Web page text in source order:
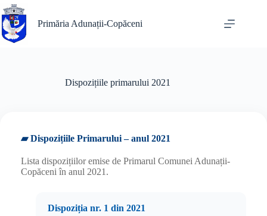
Sari
la
conținut
Primăria Adunații-Copăceni
Dispozițiile primarului 2021
▰ Dispozițiile Primarului – anul 2021
Lista dispozițiilor emise de Primarul Comunei Adunații-
Copăceni în anul 2021.
Dispoziția nr. 1 din 2021